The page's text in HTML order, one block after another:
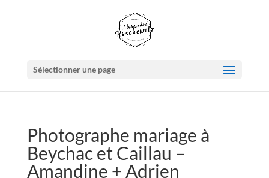
Sélectionner une page
Photographe mariage à
Beychac et Caillau –
Amandine + Adrien